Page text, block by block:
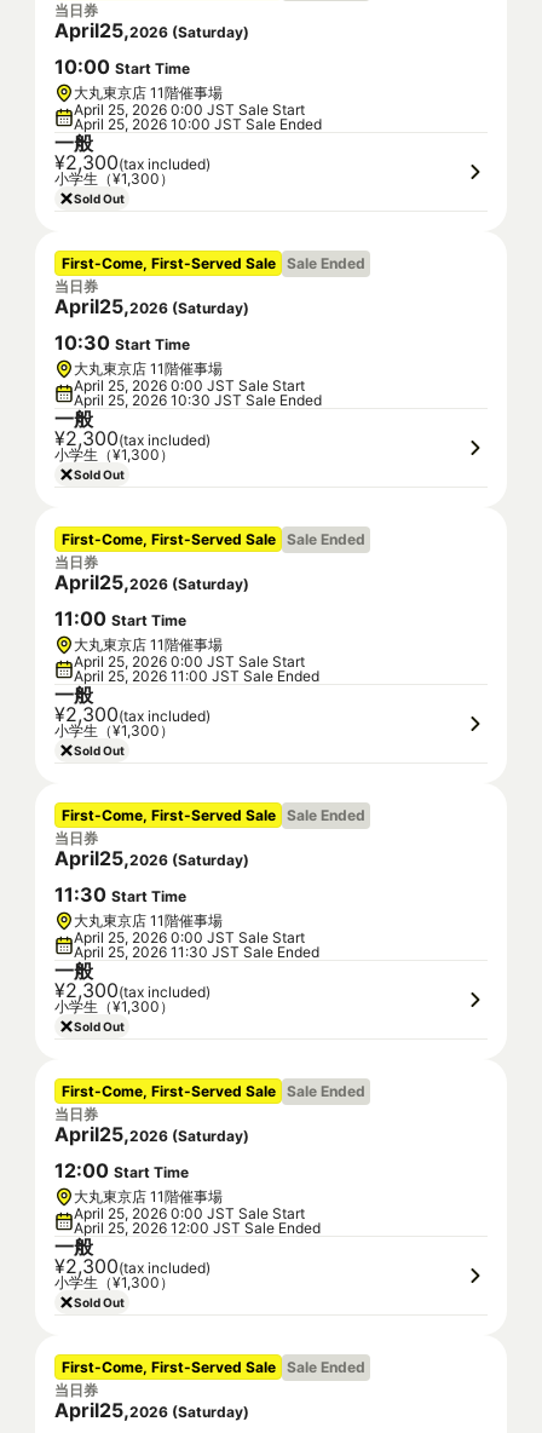
当日券
April25,2026 (Saturday)
10:00 Start Time
大丸東京店 11階催事場
April 25, 2026 0:00 JST Sale Start
April 25, 2026 10:00 JST Sale Ended
一般
¥2,300(tax included)
小学生（¥1,300）
Sold Out
First-Come, First-Served Sale Sale Ended
当日券
April25,2026 (Saturday)
10:30 Start Time
大丸東京店 11階催事場
April 25, 2026 0:00 JST Sale Start
April 25, 2026 10:30 JST Sale Ended
一般
¥2,300(tax included)
小学生（¥1,300）
Sold Out
First-Come, First-Served Sale Sale Ended
当日券
April25,2026 (Saturday)
11:00 Start Time
大丸東京店 11階催事場
April 25, 2026 0:00 JST Sale Start
April 25, 2026 11:00 JST Sale Ended
一般
¥2,300(tax included)
小学生（¥1,300）
Sold Out
First-Come, First-Served Sale Sale Ended
当日券
April25,2026 (Saturday)
11:30 Start Time
大丸東京店 11階催事場
April 25, 2026 0:00 JST Sale Start
April 25, 2026 11:30 JST Sale Ended
一般
¥2,300(tax included)
小学生（¥1,300）
Sold Out
First-Come, First-Served Sale Sale Ended
当日券
April25,2026 (Saturday)
12:00 Start Time
大丸東京店 11階催事場
April 25, 2026 0:00 JST Sale Start
April 25, 2026 12:00 JST Sale Ended
一般
¥2,300(tax included)
小学生（¥1,300）
Sold Out
First-Come, First-Served Sale Sale Ended
当日券
April25,2026 (Saturday)